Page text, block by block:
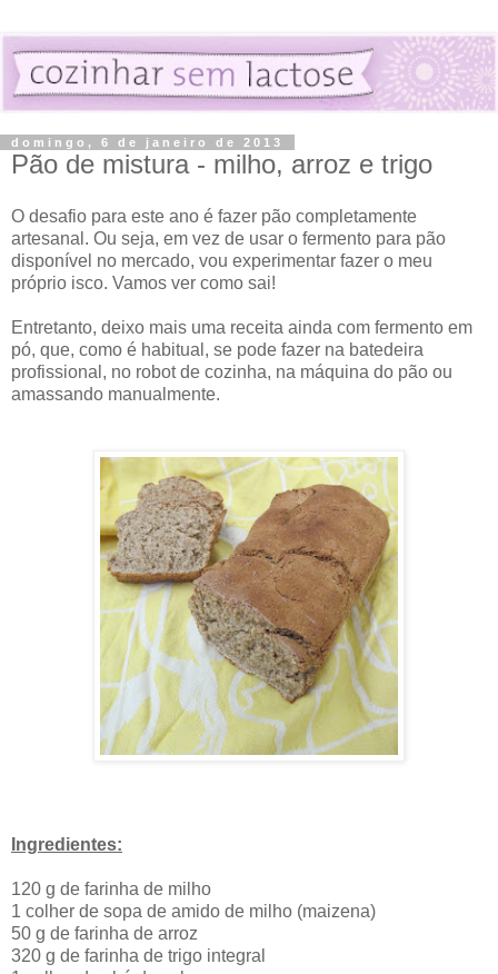
domingo, 6 de janeiro de 2013
Pão de mistura - milho, arroz e trigo
O desafio para este ano é fazer pão completamente
artesanal. Ou seja, em vez de usar o fermento para pão
disponível no mercado, vou experimentar fazer o meu
próprio isco. Vamos ver como sai!
Entretanto, deixo mais uma receita ainda com fermento em
pó, que, como é habitual, se pode fazer na batedeira
profissional, no robot de cozinha, na máquina do pão ou
amassando manualmente.
Ingredientes:
120 g de farinha de milho
1 colher de sopa de amido de milho (maizena)
50 g de farinha de arroz
320 g de farinha de trigo integral